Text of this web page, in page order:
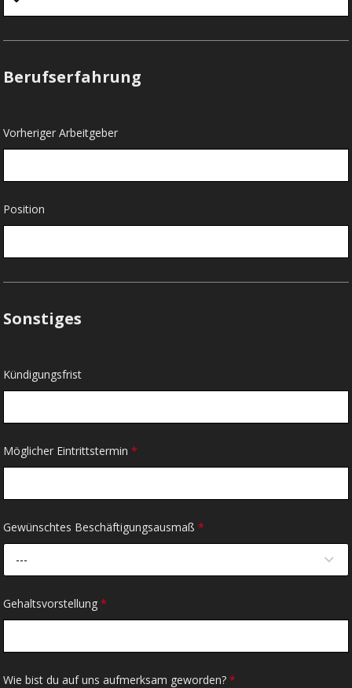
Berufserfahrung
Vorheriger Arbeitgeber
Position
Sonstiges
Kündigungsfrist
Möglicher Eintrittstermin*
Gewünschtes Beschäftigungsausmaß*
---
Gehaltsvorstellung*
Wie bist du auf uns aufmerksam geworden?*